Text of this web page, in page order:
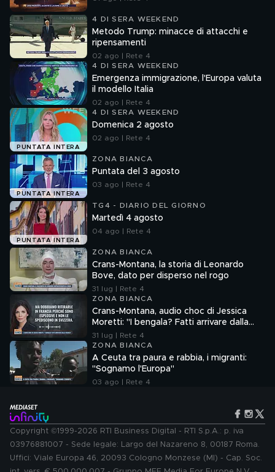
4 DI SERA WEEKEND
Metodo Trump: minacce di attacchi e
ripensamenti
02 ago | Rete 4
4 DI SERA WEEKEND
Emergenza immigrazione, l'Europa valuta
il modello Italia
02 ago | Rete 4
PUNTATA INTERA
4 DI SERA WEEKEND
Domenica 2 agosto
02 ago | Rete 4
PUNTATA INTERA
ZONA BIANCA
Puntata del 3 agosto
03 ago | Rete 4
PUNTATA INTERA
TG4 - DIARIO DEL GIORNO
Martedì 4 agosto
04 ago | Rete 4
ZONA BIANCA
Crans-Montana, la storia di Leonardo
Bove, dato per disperso nel rogo
31 lug | Rete 4
ZONA BIANCA
Crans-Montana, audio choc di Jessica
Moretti: "I bengala? Fatti arrivare dalla
Francia"
31 lug | Rete 4
ZONA BIANCA
A Ceuta tra paura e rabbia, i migranti:
"Sognamo l'Europa"
03 ago | Rete 4
Copyright ©1999-2026 RTI Business Digital - RTI S.p.A.: p. iva
03976881007 - Sede legale: Largo del Nazareno 8, 00187 Roma.
Uffici: Viale Europa 46, 20093 Cologno Monzese (MI) - Cap. Soc.